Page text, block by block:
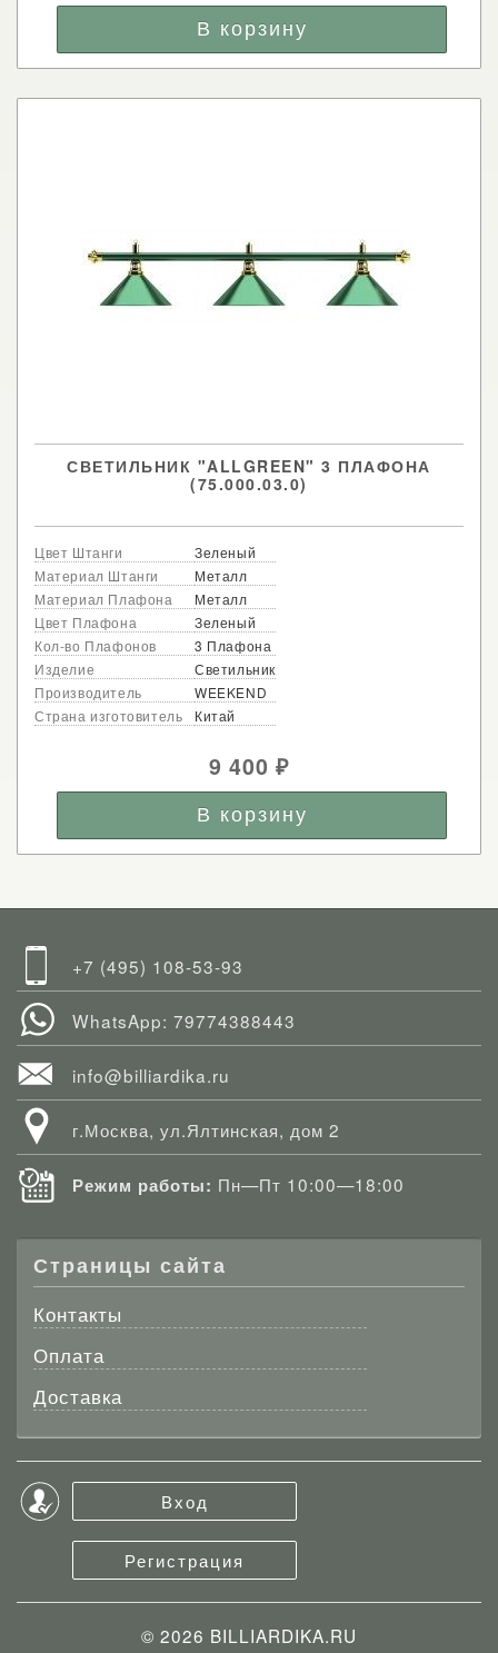
СВЕТИЛЬНИК "ALLGREEN" 3 ПЛАФОНА
(75.000.03.0)
Цвет Штанги
Зеленый
Материал Штанги
Металл
Материал Плафона
Металл
Цвет Плафона
Зеленый
Кол-во Плафонов
3 Плафона
Изделие
Светильник
Производитель
WEEKEND
Страна изготовитель
Китай
9 400₽
+7 (495) 108-53-93
WhatsApp: 79774388443
info@billiardika.ru
г.Москва, ул.Ялтинская, дом 2
Режим работы: Пн—Пт 10:00—18:00
Страницы сайта
Контакты
Оплата
Доставка
Вход
Регистрация
© 2026 BILLIARDIKA.RU